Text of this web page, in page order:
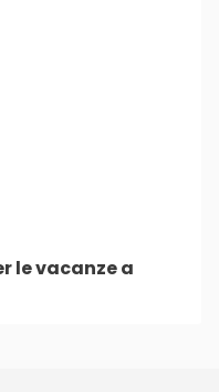
le vacanze a